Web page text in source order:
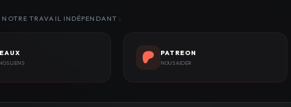
NOTRE TRAVAIL INDÉPENDANT :
LIENS
PATREON
NOUS AIDER